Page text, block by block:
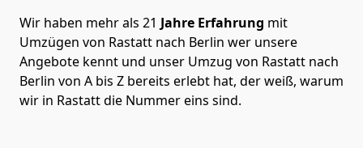
Wir haben mehr als 21 Jahre Erfahrung mit
Umzügen von Rastatt nach Berlin wer unsere
Angebote kennt und unser Umzug von Rastatt nach
Berlin von A bis Z bereits erlebt hat, der weiß, warum
wir in Rastatt die Nummer eins sind.